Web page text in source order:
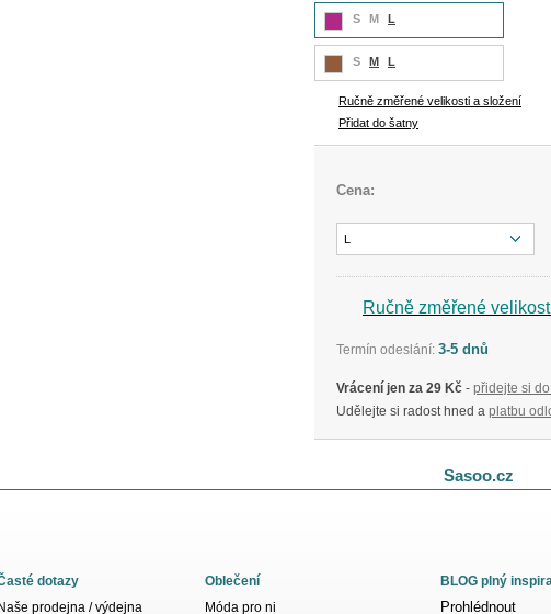
S M L
S M L
Ručně změřené velikosti a složení
Přidat do šatny
Cena:
L
Ručně změřené
Termín odeslání: 3-5 dnů
Vrácení jen za 29 Kč - přidejte si
Udělejte si radost hned a platbu
Sasoo.cz
dotazy
Naše prodejna / výdejna
Oblečení
Móda pro ni
BLOG plný
Prohlédnout